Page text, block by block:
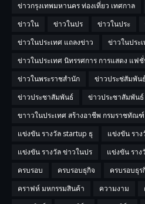
ข่าวกรุงเทพมหานคร ท่องเที่ยว เทศกาล
ข่าวใน
ข่าวในปร ข่าวในประ
ข่าวในประเทศ แถลงข่าว
ข่าวในประ
ข่าวในประเทศ นิทรรศการ การแสดง แฟ
ข่าวในพระราชสำนัก
ข่าวประช่สัมพัน
ข่าวประชาสัมพันธ์
ข่าวประชาสัมพัน
ขาาวในประเทศ สร้างอาชีพ กรมราชทัณฑ์
แข่งขัน รางวัล startup ธุ
แข่งขัน ราง
แข่งขัน รางวัล ข่าวในปร
แข่งขัน ราง
ครบรอบ
ครบรอบธุกิจ ครบรอบธุร
คราฟห์ มหกรรมสินค้า
ความงาม